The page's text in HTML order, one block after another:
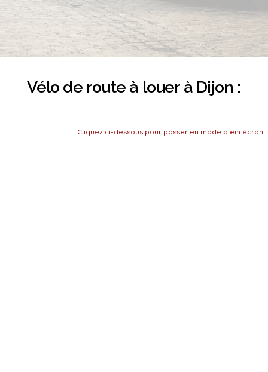
Vélo de route à louer à Dijon :
Cliquez ci-dessous pour passer en mode plein écran